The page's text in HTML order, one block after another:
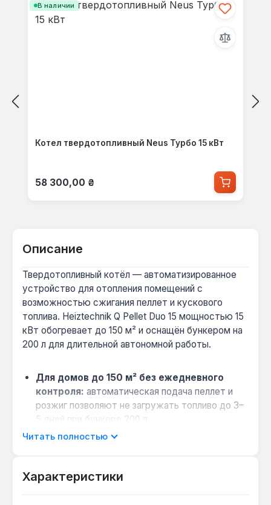
В наличии
Котел твердотопливный Neus Турбо 15 кВт
Обычная цена:
58 300,00 ₴
Описание
Твердотопливный котёл — автоматизированное
устройство для отопления помещений с
возможностью сжигания пеллет и кускового
топлива. Heiztechnik Q Pellet Duo 15 мощностью 15
кВт обогревает до 150 м² и оснащён бункером на
200 л для длительной автономной работы.
Для домов до 150 м² без ежедневного
контроля: автоматическая подача пеллет и
розжиг позволяют не загружать топливо до 3–
5 дней при бункере 200 л.
Два вида топлива в одном котле:
колосниками — гибкость при смене
Читать полностью
Характеристики